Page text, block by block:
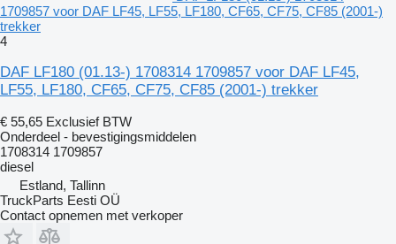
1709857 voor DAF LF45, LF55, LF180, CF65, CF75, CF85 (2001-)
trekker
4
DAF LF180 (01.13-) 1708314 1709857 voor DAF LF45,
LF55, LF180, CF65, CF75, CF85 (2001-) trekker
€ 55,65 Exclusief BTW
Onderdeel - bevestigingsmiddelen
1708314 1709857
diesel
Estland, Tallinn
TruckParts Eesti OÜ
Contact opnemen met verkoper